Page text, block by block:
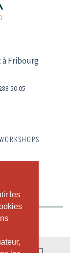
les
les
à Fribourg
50 05